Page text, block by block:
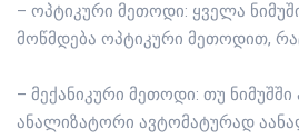
– ოპტიკური მეთოდი: ყველა
მოწმდება ოპტიკური მეთოდით,
– მექანიკური მეთოდი: თუ
ანალიზატორი ავტომატურად